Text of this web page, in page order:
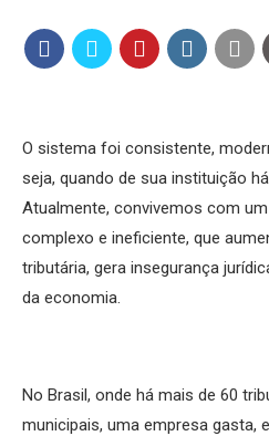
O sistema foi consistente,
seja, quando de sua instituição
Atualmente, convivemos com
complexo e ineficiente, que
tributária, gera insegurança
da economia.
No Brasil, onde há mais de 60
municipais, uma empresa gasta,